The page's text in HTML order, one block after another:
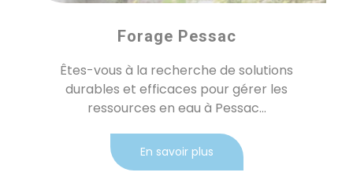
Forage Pessac
Êtes-vous à la recherche de solutions
durables et efficaces pour gérer les
ressources en eau à Pessac...
En savoir plus